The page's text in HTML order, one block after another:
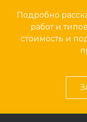
Подробно
работ и
стоимость и